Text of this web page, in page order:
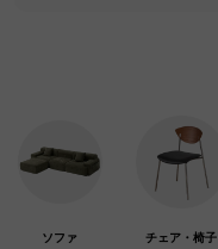
ソファ チェア・椅子